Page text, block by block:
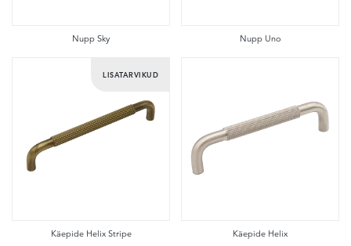
Nupp Sky Nupp Uno
LISATARVIKUD
Käepide Helix Stripe Käepide Helix